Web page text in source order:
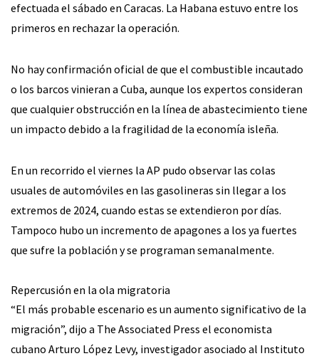
efectuada el sábado en Caracas. La Habana estuvo entre los
primeros en rechazar la operación.
No hay confirmación oficial de que el combustible incautado
o los barcos vinieran a Cuba, aunque los expertos consideran
que cualquier obstrucción en la línea de abastecimiento tiene
un impacto debido a la fragilidad de la economía isleña.
En un recorrido el viernes la AP pudo observar las colas
usuales de automóviles en las gasolineras sin llegar a los
extremos de 2024, cuando estas se extendieron por días.
Tampoco hubo un incremento de apagones a los ya fuertes
que sufre la población y se programan semanalmente.
Repercusión en la ola migratoria
“El más probable escenario es un aumento significativo de la
migración”, dijo a The Associated Press el economista
cubano Arturo López Levy, investigador asociado al Instituto